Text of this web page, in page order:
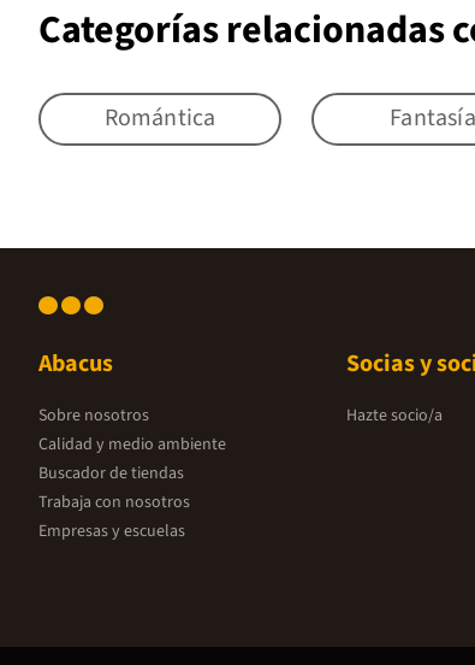
Categorías relacionadas
Romántica Fantasía
Abacus
Sobre nosotros
Calidad y medio ambiente
Buscador de tiendas
Trabaja con nosotros
Empresas y escuelas
Socias y
Hazte socio/a